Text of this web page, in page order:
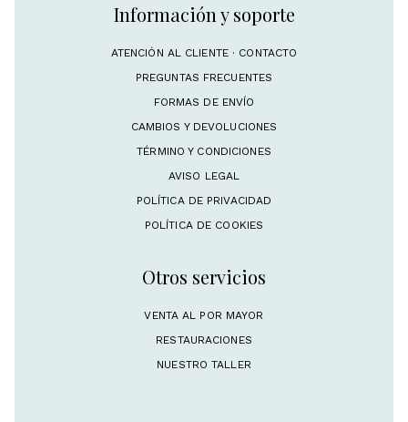
Información y soporte
ATENCIÓN AL CLIENTE · CONTACTO
PREGUNTAS FRECUENTES
FORMAS DE ENVÍO
CAMBIOS Y DEVOLUCIONES
TÉRMINO Y CONDICIONES
AVISO LEGAL
POLÍTICA DE PRIVACIDAD
POLÍTICA DE COOKIES
Otros servicios
VENTA AL POR MAYOR
RESTAURACIONES
NUESTRO TALLER